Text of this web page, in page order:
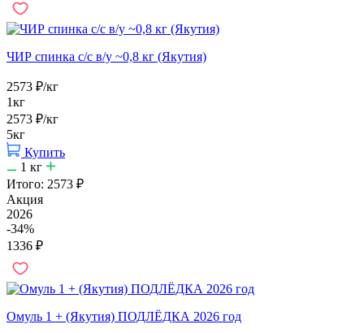
ЧИР спинка с/с в/у ~0,8 кг (Якутия)
2573 ₽/кг
1кг
2573 ₽/кг
5кг
Купить
1 кг
Итого: 2573 ₽
Акция
2026
-34%
1336 ₽
Омуль 1 + (Якутия) ПОДЛЁДКА 2026 год